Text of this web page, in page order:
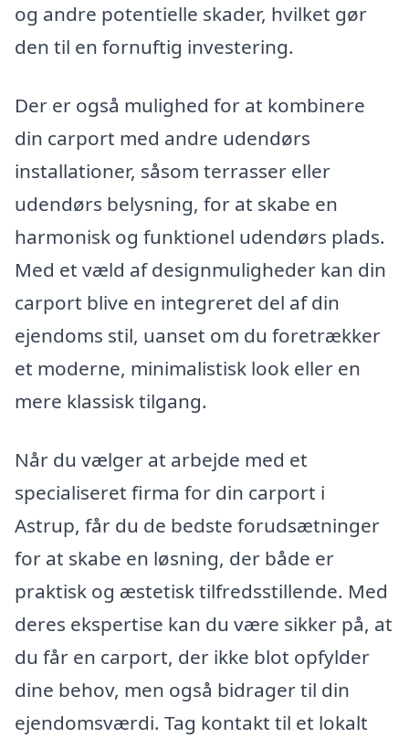
og andre potentielle skader, hvilket gør
den til en fornuftig investering.
Der er også mulighed for at kombinere
din carport med andre udendørs
installationer, såsom terrasser eller
udendørs belysning, for at skabe en
harmonisk og funktionel udendørs plads.
Med et væld af designmuligheder kan din
carport blive en integreret del af din
ejendoms stil, uanset om du foretrækker
et moderne, minimalistisk look eller en
mere klassisk tilgang.
Når du vælger at arbejde med et
specialiseret firma for din carport i
Astrup, får du de bedste forudsætninger
for at skabe en løsning, der både er
praktisk og æstetisk tilfredsstillende. Med
deres ekspertise kan du være sikker på, at
du får en carport, der ikke blot opfylder
dine behov, men også bidrager til din
ejendomsværdi. Tag kontakt til et lokalt